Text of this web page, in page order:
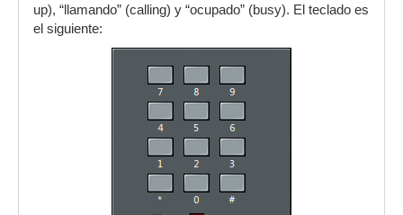
up), “llamando” (calling) y “ocupado” (busy). El teclado es
el siguiente: